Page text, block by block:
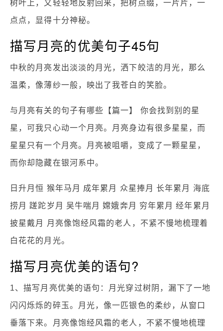
树叶上，又轻轻地反射回来，把树点缀，一片片，一
点点，显得十分神秘。
描写月亮的优美句子45句
中秋的月亮发出淡淡的月光，洒下皎洁的月光，那么
温柔，像薄纱一般，映出了我苍白的笑脸。
与月亮有关的句子有哪些【篇一】 你会找到别的星
星，可我只心动一个月亮。月亮身边有很多星星，而
星星只有一个月亮。月亮被咀嚼，变成了一颗星星，
而你却隐藏在银河系中。
日升月恒 猴年马月 成年累月 众星捧月 长年累月 海底
捞月 蹉跎岁月 吴牛喘月 嫦娥奔月 穷年累月 经年累月
披星戴月 月亮像饱经风霜的老人，不紧不慢地梳理着
白花花的月光。
描写月亮优美的语句?
1、描写月亮优美的语句：月光穿过树阴，漏下了一地
闪闪烁烁的碎玉。月光，像一匹银色的柔纱，从窗口
垂落下来。月亮像饱经风霜的老人，不紧不慢地梳理